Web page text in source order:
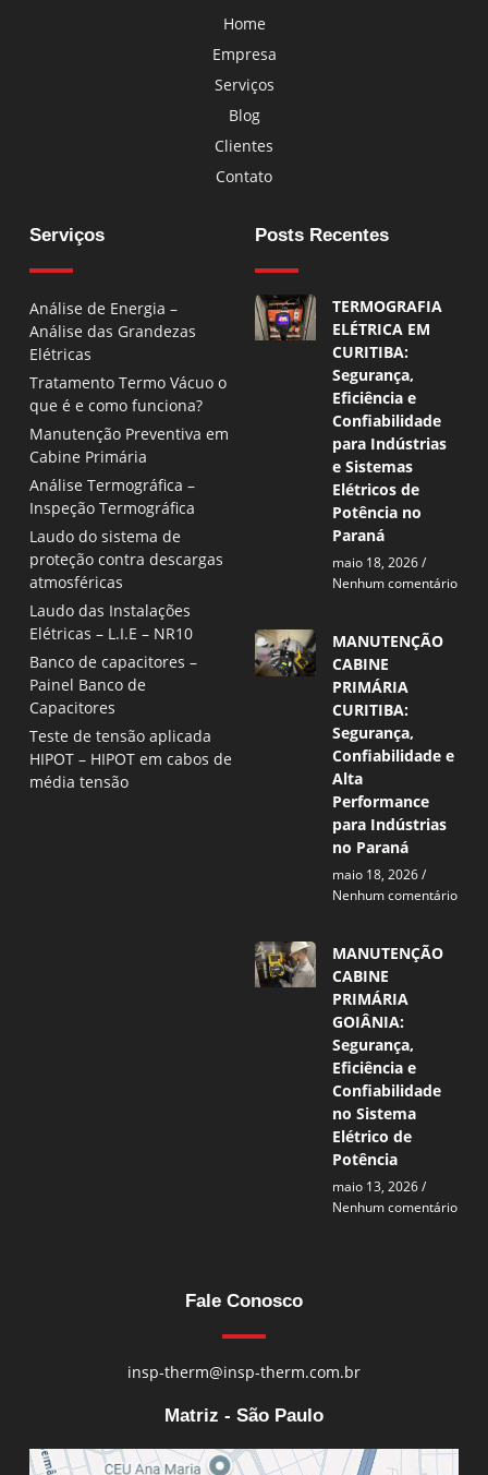
Home
Empresa
Serviços
Blog
Clientes
Contato
Serviços
Análise de Energia –
Análise das Grandezas
Elétricas
Tratamento Termo Vácuo o
que é e como funciona?
Manutenção Preventiva em
Cabine Primária
Análise Termográfica –
Inspeção Termográfica
Laudo do sistema de
proteção contra descargas
atmosféricas
Laudo das Instalações
Elétricas – L.I.E – NR10
Banco de capacitores –
Painel Banco de
Capacitores
Teste de tensão aplicada
HIPOT – HIPOT em cabos de
média tensão
Posts Recentes
TERMOGRAFIA
ELÉTRICA EM
CURITIBA:
Segurança,
Eficiência e
Confiabilidade
para Indústrias
e Sistemas
Elétricos de
Potência no
Paraná
maio 18, 2026
Nenhum comentário
MANUTENÇÃO
CABINE
PRIMÁRIA
CURITIBA:
Segurança,
Confiabilidade e
Alta
Performance
para Indústrias
no Paraná
maio 18, 2026
Nenhum comentário
MANUTENÇÃO
CABINE
PRIMÁRIA
GOIÂNIA:
Segurança,
Eficiência e
Confiabilidade
no Sistema
Elétrico de
Potência
maio 13, 2026
Nenhum comentário
Fale Conosco
insp-therm@insp-therm.com.br
Matriz - São Paulo